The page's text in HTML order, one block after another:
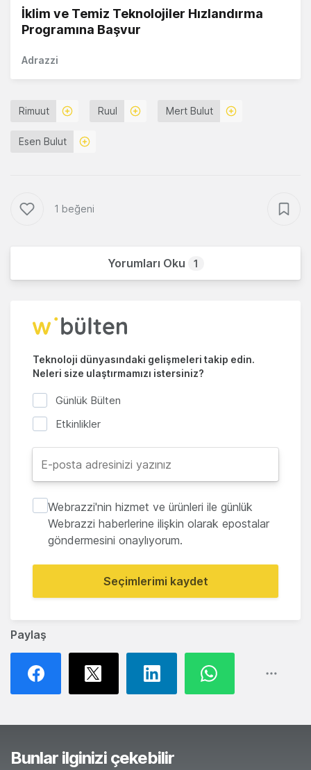
Paylaş
İklim ve Temiz Teknolojiler Hızlandırma
Programına Başvur
Adrazzi
Rimuut Ruul Mert Bulut
Esen Bulut
1 beğeni
Yorumları Oku 1
Teknoloji dünyasındaki gelişmeleri takip edin.
Neleri size ulaştırmamızı istersiniz?
Günlük Bülten
Etkinlikler
Webrazzi'nin hizmet ve ürünleri ile günlük
Webrazzi haberlerine ilişkin olarak epostalar
göndermesini onaylıyorum.
Seçimlerimi kaydet
Bunlar ilginizi çekebilir